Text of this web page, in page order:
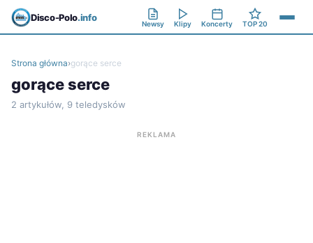
Disco-Polo.info
Newsy Klipy Koncerty TOP 20
Strona główna›gorące serce
gorące serce
2 artykułów, 9 teledysków
REKLAMA